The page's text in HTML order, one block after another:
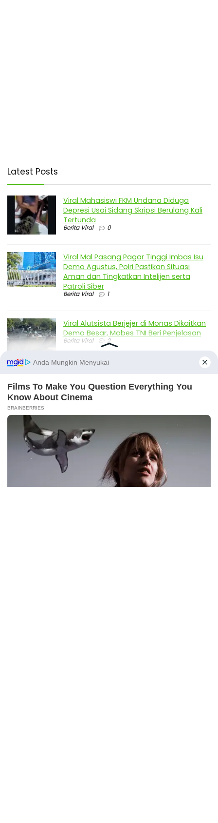
Latest Posts
Viral Mahasiswi FKM Undana Diduga
Depresi Usai Sidang Skripsi Berulang Kali
Tertunda
Berita Viral 0
Viral Mal Pasang Pagar Tinggi Imbas Isu
Demo Agustus, Polri Pastikan Situasi
Aman dan Tingkatkan Intelijen serta
Patroli Siber
Berita Viral 1
Viral Alutsista Berjejer di Monas Dikaitkan
Demo Besar, Mabes TNI Beri Penjelasan
Berita Viral 2
Dugaan Selingkuhan Sesama Jenis
Berita Viral
Viral Lagu Kicau Mania di Luar Negeri,
Liriknya Disangka “Getcho Money Up”
hingga Ramai di TikTok Global
Musik Viral 2
X